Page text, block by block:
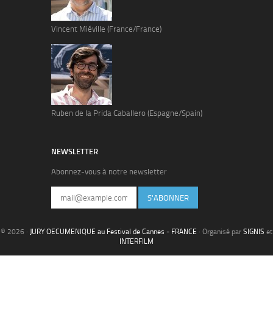
Vincent Miéville (France/France)
Ruben de la Prida Caballero (Espagne/Spain)
NEWSLETTER
Abonnez-vous à notre newsletter
S'ABONNER
© 2026 · JURY OECUMENIQUE au Festival de Cannes - FRANCE · Organisé par SIGNIS et
INTERFILM